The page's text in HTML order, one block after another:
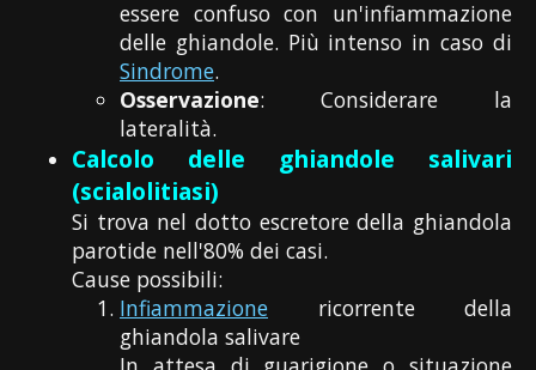
essere confuso con un'infiammazione
delle ghiandole. Più intenso in caso di
Sindrome.
Osservazione: Considerare la
lateralità.
Calcolo delle ghiandole salivari
(scialolitiasi)
Si trova nel dotto escretore della ghiandola
parotide nell'80% dei casi.
Cause possibili:
Infiammazione ricorrente della
ghiandola salivare